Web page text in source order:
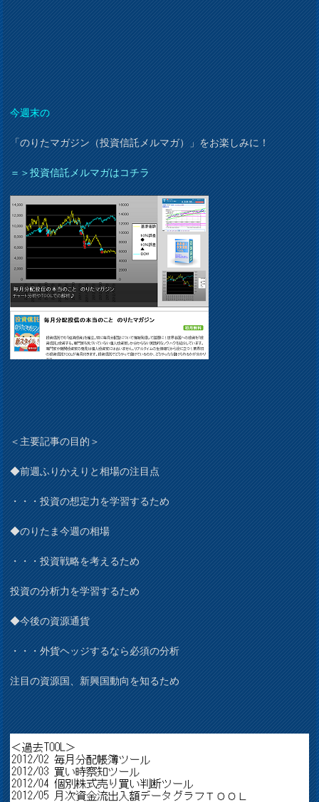
今週末の
「のりたマガジン（投資信託メルマガ）」をお楽しみに！
＝＞投資信託メルマガはコチラ
＜主要記事の目的＞
◆前週ふりかえりと相場の注目点
・・・投資の想定力を学習するため
◆のりたま今週の相場
・・・投資戦略を考えるため
投資の分析力を学習するため
◆今後の資源通貨
・・・外貨ヘッジするなら必須の分析
注目の資源国、新興国動向を知るため